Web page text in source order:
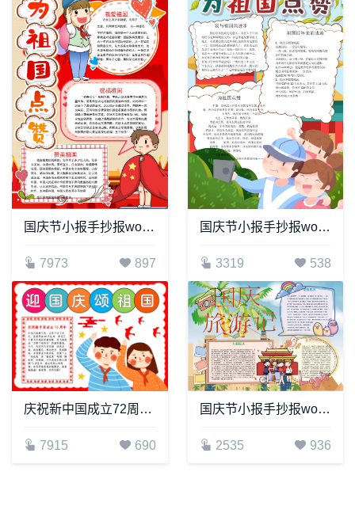
国庆节小报手抄报word模板(11)
7973 897
国庆节小报手抄报word模板(1)
3319 538
庆祝新中国成立72周年节日手抄报Word模板电子
7915 690
国庆节小报手抄报word模板(16)
2535 936